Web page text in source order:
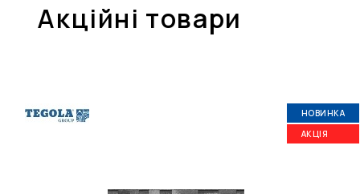
Акційні товари
НОВИНКА
АКЦІЯ